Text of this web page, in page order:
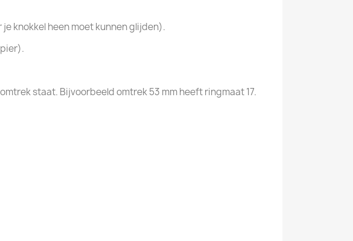
knokkel heen moet kunnen glijden).
staat. Bijvoorbeeld omtrek 53 mm heeft ringmaat 17.